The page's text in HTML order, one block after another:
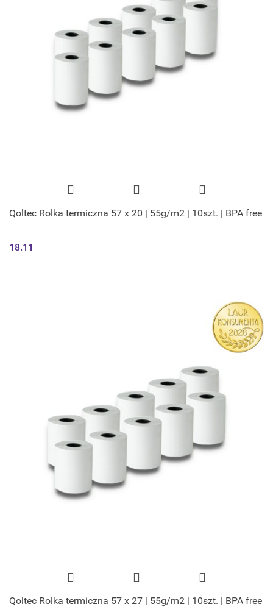
Qoltec Rolka termiczna 57 x 20 | 55g/m2 | 10szt. | BPA free
18.11
Qoltec Rolka termiczna 57 x 27 | 55g/m2 | 10szt. | BPA free